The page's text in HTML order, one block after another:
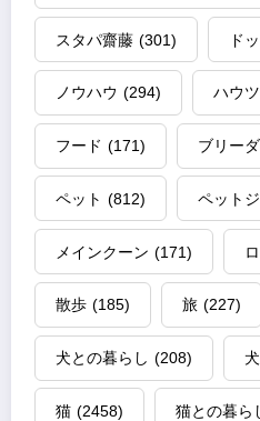
スタパ齋藤 (301) ド
ノウハウ (294) ハウ
フード (171) ブリー
ペット (812) ペット
メインクーン (171)
散歩 (185) 旅 (227)
犬との暮らし (208)
猫 (2458) 猫との暮ら